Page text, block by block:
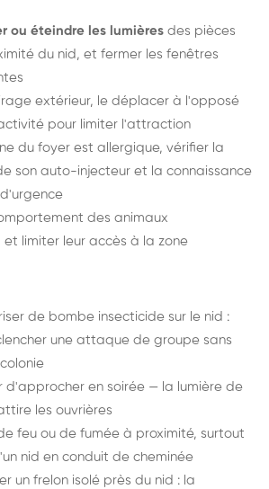
ou éteindre les lumières des pièces
du nid, et fermer les fenêtres
extérieur, le déplacer à l'opposé
pour limiter l'attraction
du foyer est allergique, vérifier la
son auto-injecteur et la connaissance
des animaux
limiter leur accès à la zone
de bombe insecticide sur le nid :
une attaque de groupe sans
d'approcher en soirée — la lumière de
les ouvrières
feu ou de fumée à proximité, surtout
nid en conduit de cheminée
un frelon isolé près du nid : la